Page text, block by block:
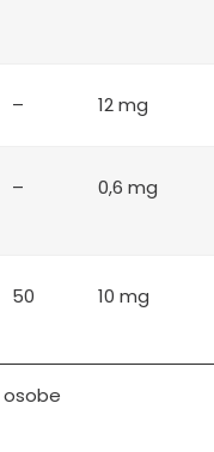
– 12 mg
– 0,6 mg
50 10 mg
osobe